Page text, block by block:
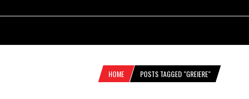
HOME POSTS TAGGED "GREIERE"